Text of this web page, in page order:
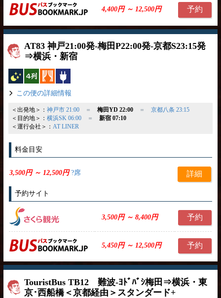
4,400円 ～ 12,500円 予約
AT83 神戸21:00発-梅田P22:00発-京都S23:15発
⇒横浜・新宿
夜行バス
横4列 カーテン
この便の詳細情報
＜出発地＞： 神戸市 21:00＝ 梅田YD 22:00＝ 京都八条 23:15
＜目的地＞： 横浜SK 06:00＝ 新宿 07:10
＜運行会社＞： AT LINER
料金目安
3,500円 ～ 12,500円?席 詳細
予約サイト
3,500円 ～ 8,400円 予約
5,450円 ～ 12,500円 予約
TouristBus TB12 難波-ﾖﾄﾞﾊﾞｼ梅田⇒横浜・東
京･西船橋＜京都経由＞スタンダード+